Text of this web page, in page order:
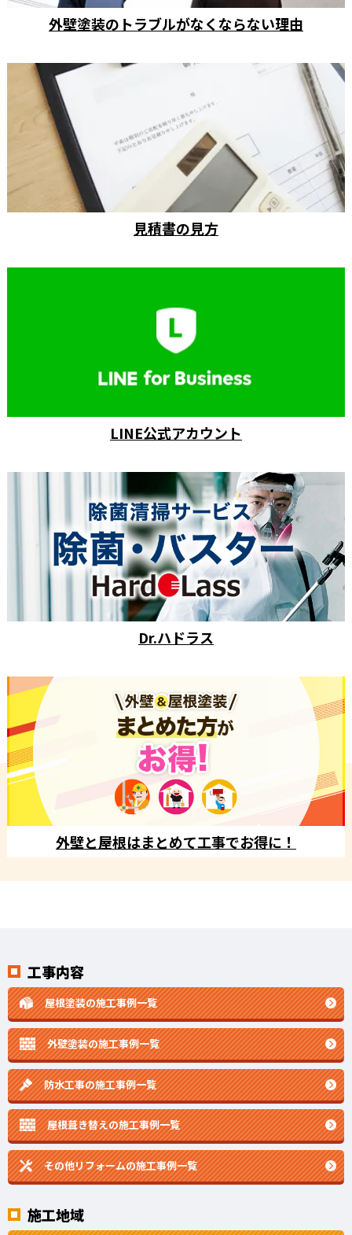
外壁塗装のトラブルがなくならない理由
見積書の見方
LINE公式アカウント
Dr.ハドラス
外壁と屋根はまとめて工事でお得に！
工事内容
屋根塗装の施工事例一覧
外壁塗装の施工事例一覧
防水工事の施工事例一覧
屋根葺き替えの施工事例一覧
その他リフォームの施工事例一覧
施工地域